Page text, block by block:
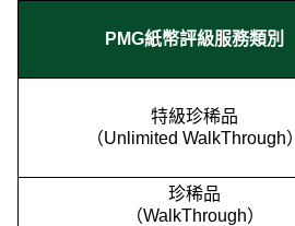
PMG紙幣評級服務類別
特級珍稀品
（Unlimited WalkThrough）
珍稀品
（WalkThrough）